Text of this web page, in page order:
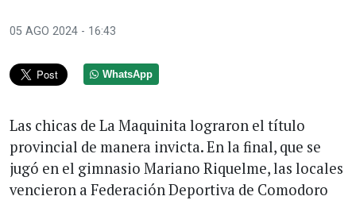
05 AGO 2024 - 16:43
WhatsApp
Las chicas de La Maquinita lograron el título
provincial de manera invicta. En la final, que se
jugó en el gimnasio Mariano Riquelme, las locales
vencieron a Federación Deportiva de Comodoro